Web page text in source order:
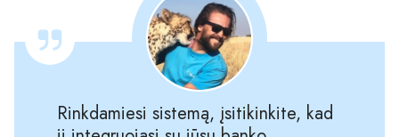
Rinkdamiesi sistemą, įsitikinkite, kad